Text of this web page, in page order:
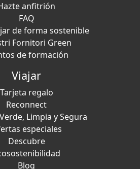
anfitrión
FAQ
de forma sostenible
Fornitori Green
de formación
Viajar
Tarjeta regalo
Reconnect
Limpia y Segura
especiales
Descubre
Blog